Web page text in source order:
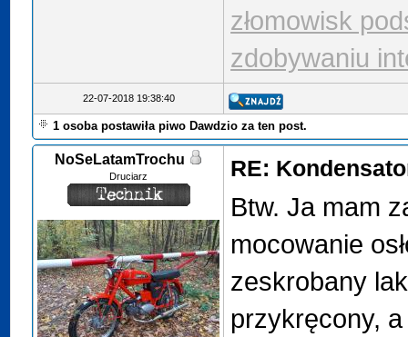
złomowisk
zdobywaniu
22-07-2018 19:38:40
1 osoba postawiła piwo Dawdzio za ten post.
NoSeLatamTrochu
Druciarz RE:
Btw. Ja mam
mocowanie
zeskrobany
przykręcony,